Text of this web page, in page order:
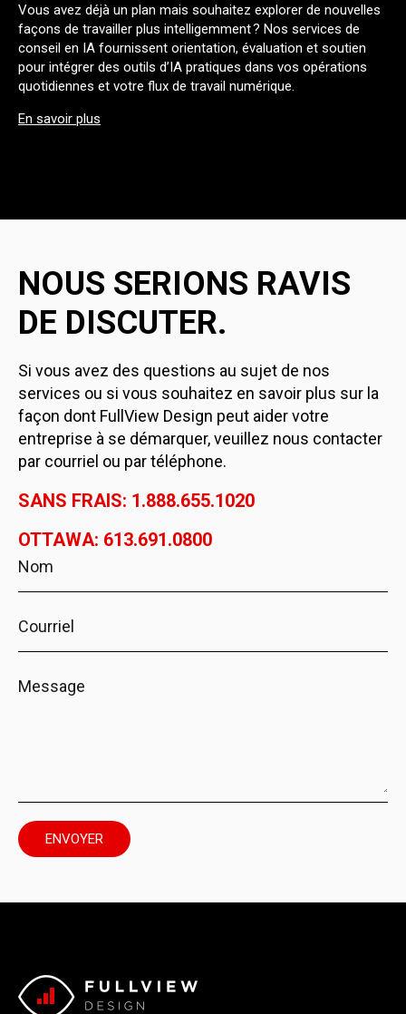
Vous avez déjà un plan mais souhaitez explorer de nouvelles
façons de travailler plus intelligemment ? Nos services de
conseil en IA fournissent orientation, évaluation et soutien
pour intégrer des outils d’IA pratiques dans vos opérations
quotidiennes et votre flux de travail numérique.
En savoir plus
NOUS SERIONS RAVIS
DE DISCUTER.
Si vous avez des questions au sujet de nos
services ou si vous souhaitez en savoir plus sur la
façon dont FullView Design peut aider votre
entreprise à se démarquer, veuillez nous contacter
par courriel ou par téléphone.
SANS FRAIS: 1.888.655.1020
OTTAWA: 613.691.0800